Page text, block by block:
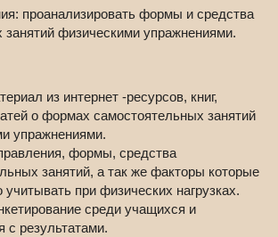
проанализировать формы и средства
занятий физическими упражнениями.
из интернет -ресурсов, книг,
о формах самостоятельных занятий
упражнениями.
формы, средства
занятий, а так же факторы которые
при физических нагрузках.
среди учащихся и
с результатами.